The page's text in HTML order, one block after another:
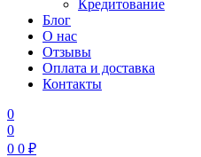
Кредитование
Блог
О нас
Отзывы
Оплата и доставка
Контакты
0
0
0 0 ₽